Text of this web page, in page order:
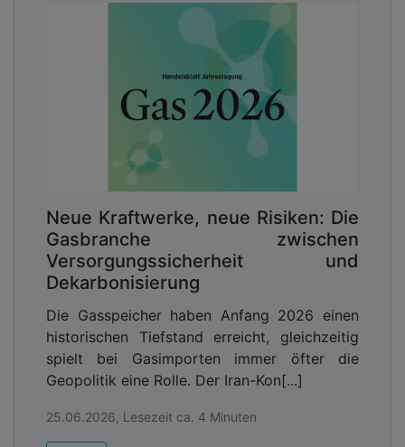
Neue Kraftwerke, neue Risiken: Die
Gasbranche zwischen
Versorgungssicherheit und
Dekarbonisierung
Die Gasspeicher haben Anfang 2026 einen
historischen Tiefstand erreicht, gleichzeitig
spielt bei Gasimporten immer öfter die
Geopolitik eine Rolle. Der Iran-Kon[...]
25.06.2026, Lesezeit ca. 4 Minuten